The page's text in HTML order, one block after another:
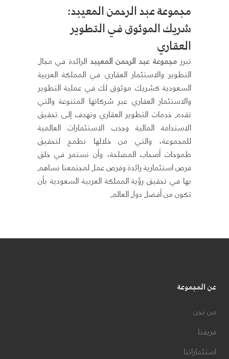
مجموعة عبد الرحمن المعيبد:
شريك الموثوق في التطوير
العقاري
تبرزمجموعة عبد الرحمن المعيبد الرائدة في مجال
التطوير والاستثمار العقاري في المملكة العربية
السعودية كشريك موثوق لك في عملية التطوير
والاستثمار العقاري عبر شركاتها المتنوعة والتي
تقدم خدمات التطوير العقاري وتهدف إلى تحقيق
الاستدامة المالية وجذب الاستثمارات العالمية
للمجموعة، والتي من خلالها نطمح لتحقيق
طموحات أصحاب المصلحة، وأن نستمر في خلق
فرص استثمارية رائدة وفرص عمل لمجتمعنا نساهم
بها في تحقيق رؤية المملكة العربية السعودية بأن
تكون من أفضل دول العالم.
عن المجموعة
من نحن
فريقنا
استثماراتنا